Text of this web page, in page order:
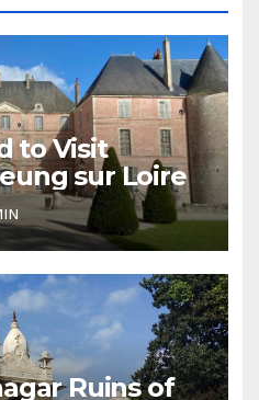
to Visit
sur Loire
Ruins of